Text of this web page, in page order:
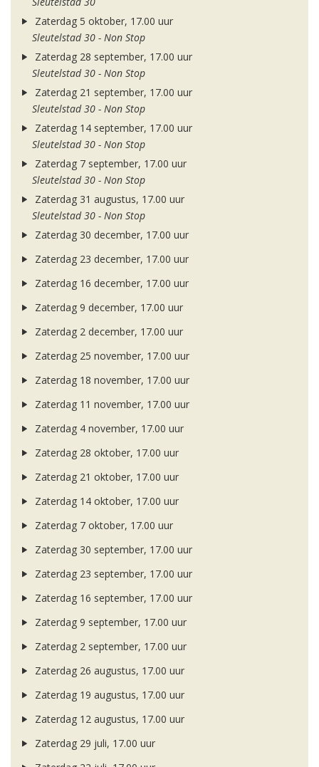
Zaterdag 5 oktober, 17.00 uur
Sleutelstad 30 - Non Stop
Zaterdag 28 september, 17.00 uur
Sleutelstad 30 - Non Stop
Zaterdag 21 september, 17.00 uur
Sleutelstad 30 - Non Stop
Zaterdag 14 september, 17.00 uur
Sleutelstad 30 - Non Stop
Zaterdag 7 september, 17.00 uur
Sleutelstad 30 - Non Stop
Zaterdag 31 augustus, 17.00 uur
Sleutelstad 30 - Non Stop
Zaterdag 30 december, 17.00 uur
Zaterdag 23 december, 17.00 uur
Zaterdag 16 december, 17.00 uur
Zaterdag 9 december, 17.00 uur
Zaterdag 2 december, 17.00 uur
Zaterdag 25 november, 17.00 uur
Zaterdag 18 november, 17.00 uur
Zaterdag 11 november, 17.00 uur
Zaterdag 4 november, 17.00 uur
Zaterdag 28 oktober, 17.00 uur
Zaterdag 21 oktober, 17.00 uur
Zaterdag 14 oktober, 17.00 uur
Zaterdag 7 oktober, 17.00 uur
Zaterdag 30 september, 17.00 uur
Zaterdag 23 september, 17.00 uur
Zaterdag 16 september, 17.00 uur
Zaterdag 9 september, 17.00 uur
Zaterdag 2 september, 17.00 uur
Zaterdag 26 augustus, 17.00 uur
Zaterdag 19 augustus, 17.00 uur
Zaterdag 12 augustus, 17.00 uur
Zaterdag 29 juli, 17.00 uur